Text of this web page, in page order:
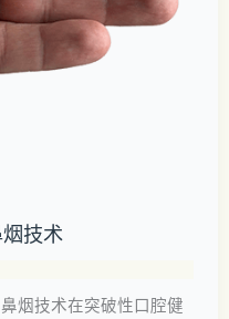
技术
烟技术在突破性口腔健